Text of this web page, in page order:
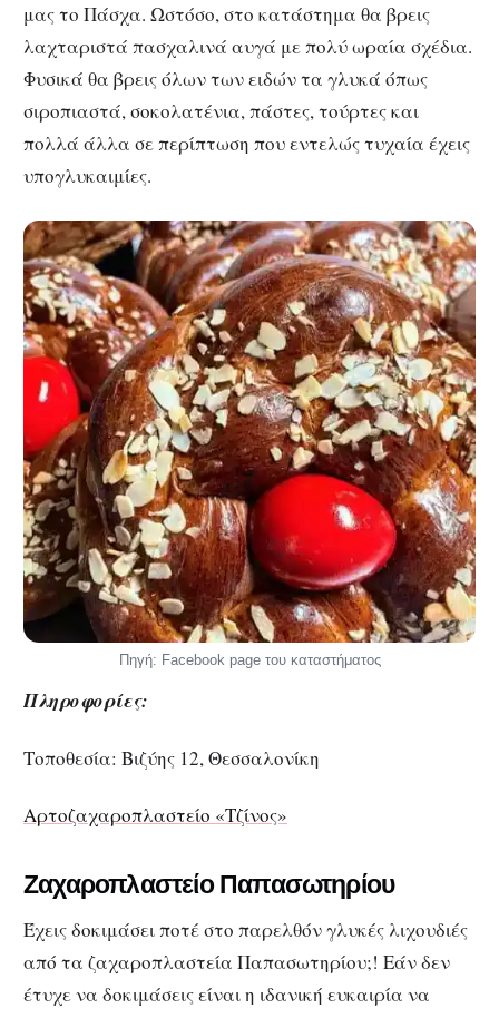
μας το Πάσχα. Ωστόσο, στο κατάστημα θα βρεις
λαχταριστά πασχαλινά αυγά με πολύ ωραία σχέδια.
Φυσικά θα βρεις όλων των ειδών τα γλυκά όπως
σιροπιαστά, σοκολατένια, πάστες, τούρτες και
πολλά άλλα σε περίπτωση που εντελώς τυχαία έχεις
υπογλυκαιμίες.
Πηγή: Facebook page του καταστήματος
Πληροφορίες:
Τοποθεσία: Βιζύης 12, Θεσσαλονίκη
Αρτοζαχαροπλαστείο «Τζίνος»
Ζαχαροπλαστείο Παπασωτηρίου
Έχεις δοκιμάσει ποτέ στο παρελθόν γλυκές λιχουδιές
από τα ζαχαροπλαστεία Παπασωτηρίου;! Εάν δεν
έτυχε να δοκιμάσεις είναι η ιδανική ευκαιρία να